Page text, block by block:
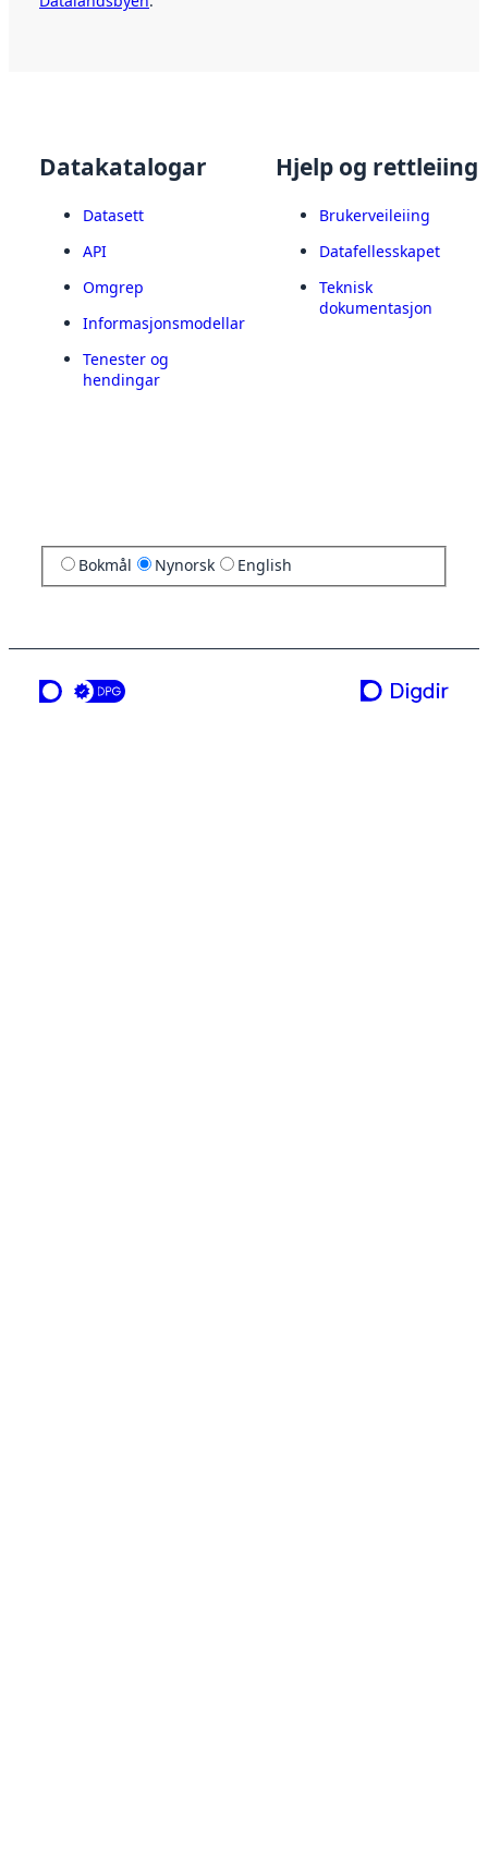
Datakatalogar
Datasett
API
Omgrep
Informasjonsmodellar
Tenester og
hendingar
Hjelp og rettleiing
Brukerveileiing
Datafellesskapet
Teknisk
dokumentasjon
Bokmål Nynorsk English